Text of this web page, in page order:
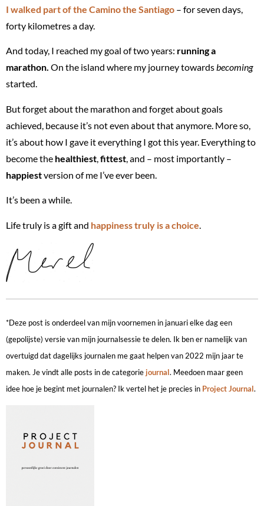
I walked part of the Camino the Santiago – for seven days,
forty kilometres a day.
And today, I reached my goal of two years: running a
marathon. On the island where my journey towardsbecoming
started.
But forget about the marathon and forget about goals
achieved, because it’s not even about that anymore. More so,
it’s about how I gave it everything I got this year. Everything to
become the healthiest fittest , and – most importantly –
happiestversion of me I’ve ever been.
It’s been a while.
Life truly is a gift and happiness truly is a choice
*Deze post is onderdeel van mijn voornemen in januari elke dag een
(gepolijste) versie van mijn journalsessie te delen. Ik ben er namelijk van
overtuigd dat dagelijks journalen me gaat helpen van 2022 mijn jaar te
maken. Je vindt alle posts in de categoriejournal. Meedoen maar geen
idee hoe je begint met journalen? Ik vertel het je precies in Project Journal.